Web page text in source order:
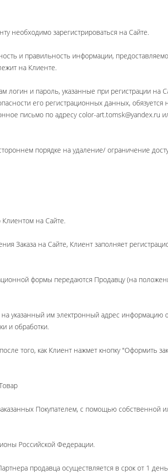
необходимо зарегистрироваться на Сайте.
и правильность информации,
на Клиенте.
логин и пароль, указанные при регистрации на
его регистрационных данных, обязуется
письмо по адресу color-art.tomsk@yandex.ru
порядке на удаление/ ограничение
Клиентом на Сайте.
Заказа на Сайте, Клиент заполняет
формы передаются Продавцу (на
указанный им электронный адрес информацию о
и обработки.
того, как Клиент нажмет кнопку "Оформить
Покупателем, с помощью собственной
Российской Федерации.
продавца осуществляется в срок от 1